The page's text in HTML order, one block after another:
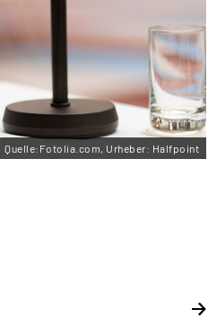
Quelle:Fotolia.com, Urheber: Halfpoint